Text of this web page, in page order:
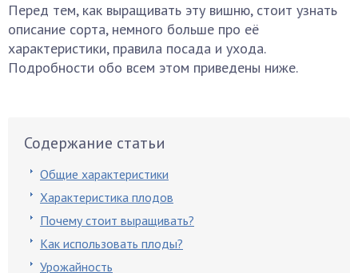
Перед тем, как выращивать эту вишню, стоит узнать
описание сорта, немного больше про её
характеристики, правила посада и ухода.
Подробности обо всем этом приведены ниже.
Содержание статьи
Общие характеристики
Характеристика плодов
Почему стоит выращивать?
Как использовать плоды?
Урожайность